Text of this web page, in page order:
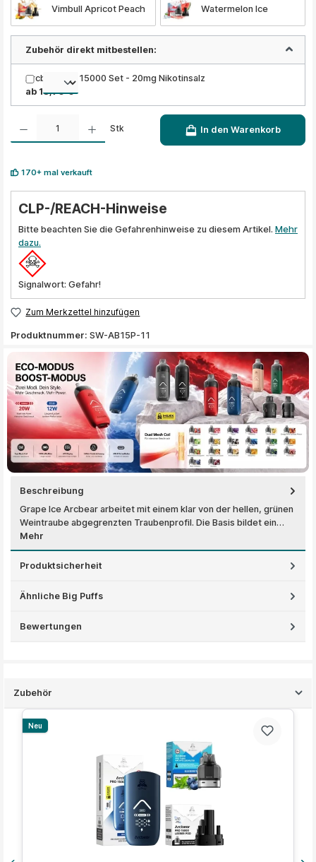
Vimbull Apricot Peach Watermelon Ice
Zubehör direkt mitbestellen:
Arcbear Pro 15000 Set - 20mg Nikotinsalz
ab 18,90 €
Produkt Anzahl: Gib den gewünschten Wert ein oder benutze die Schaltflächen um die
Stk In den Warenkorb
170+ mal verkauft
CLP-/REACH-Hinweise
Bitte beachten Sie die Gefahrenhinweise zu diesem Artikel. Mehr
dazu.
Signalwort: Gefahr!
Zum Merkzettel hinzufügen
Produktnummer: SW-AB15P-11
Beschreibung
Grape Ice Arcbear arbeitet mit einem klar von der hellen, grünen
Weintraube abgegrenzten Traubenprofil. Die Basis bildet ein…
Mehr
Produktsicherheit
Ähnliche Big Puffs
Bewertungen
Zubehör
Produktgalerie überspringen
Neu